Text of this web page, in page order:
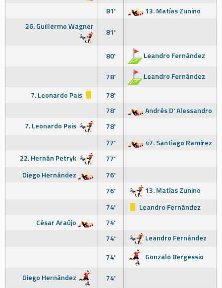
81'
13. Matías Zunino
26. Guillermo Wagner
81'
80' Leandro Fernández
78'
Leandro Fernández
7. Leonardo Pais
78'
78'
Andrés D' Alessandro
7. Leonardo Pais
78'
77'
47. Santiago Ramírez
22. Hernán Petryk
77'
Diego Hernández
76'
76'
13. Matías Zunino
74'
Leandro Fernández
César Araújo
74'
74'
Leandro Fernández
74'
Gonzalo Bergessio
Diego Hernández
74'